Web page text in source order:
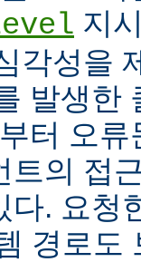
지
각성을
발생한
터 오
트의 접
다. 요청
경로도